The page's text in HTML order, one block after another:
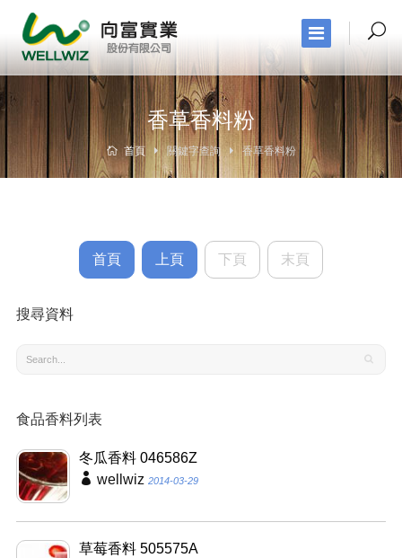
香草香料粉
首頁 關鍵字查詢 香草香料粉
首頁 上頁 下頁 末頁
搜尋資料
食品香料列表
冬瓜香料 046586Z
wellwiz 2014-03-29
草莓香料 505575A